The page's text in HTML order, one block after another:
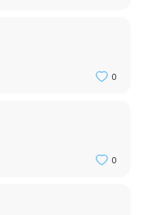
었다. 5부 「김대중의 마지막 눈
회상하는 것이 아닌 시의에 의
서(「김대중의 마지막 눈물」),
리 정치와 사회가 또다시 그의
0
0